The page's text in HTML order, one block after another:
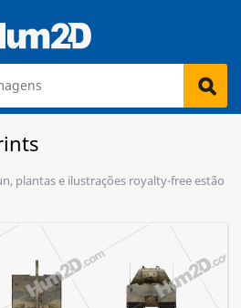
plantas e ilustrações royalty-free estão